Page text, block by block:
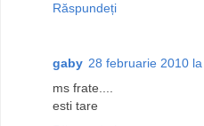
Răspundeți
gaby 28 februarie 2010
ms frate....
esti tare